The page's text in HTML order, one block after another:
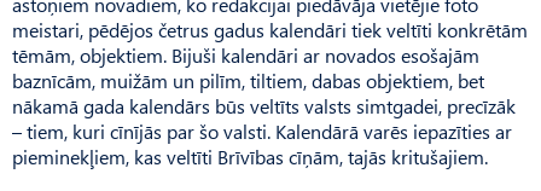
meistari, pēdējos četrus gadus kalendāri tiek veltīti konkrētām
tēmām, objektiem. Bijuši kalendāri ar novados esošajām
baznīcām, muižām un pilīm, tiltiem, dabas objektiem, bet
nākamā gada kalendārs būs veltīts valsts simtgadei, precīzāk
– tiem, kuri cīnījās par šo valsti. Kalendārā varēs iepazīties ar
pieminekļiem, kas veltīti Brīvī­bas cīņām, tajās kritušajiem.